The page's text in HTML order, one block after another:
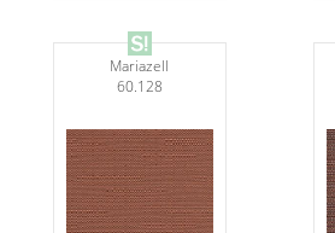
Mariazell
60.128